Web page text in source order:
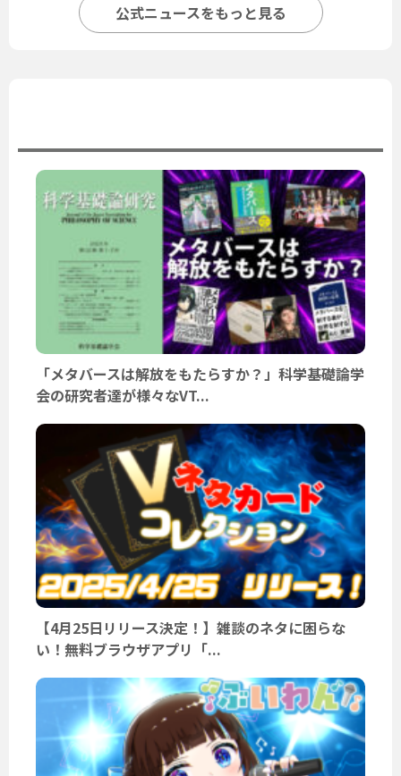
公式ニュースをもっと見る
「メタバースは解放をもたらすか？」科学基礎論学
会の研究者達が様々なVT...
【4月25日リリース決定！】雑談のネタに困らな
い！無料ブラウザアプリ「...